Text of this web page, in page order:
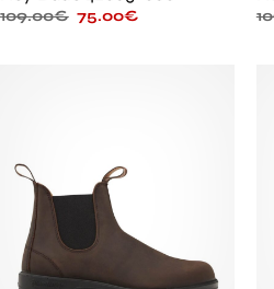
109.00€ 75.00€